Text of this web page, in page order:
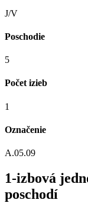
J/V
Poschodie
5
Počet izieb
1
Označenie
A.05.09
1-izbová
poschodí